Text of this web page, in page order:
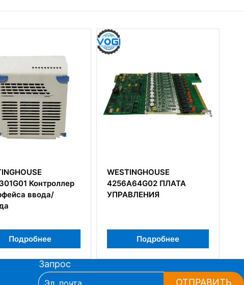
ПЛАТА
Подробнее
Westinghouse 1C31222G01
Ovation Relay Output Base
Подробнее
Запрос
ОТПРАВИТЬ